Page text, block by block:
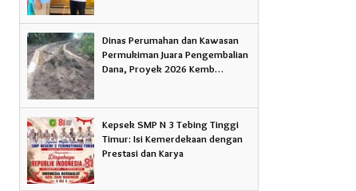
Dinas Perumahan dan Kawasan
Permukiman Juara Pengembalian
Dana, Proyek 2026 Kemb…
Kepsek SMP N 3 Tebing Tinggi
Timur: Isi Kemerdekaan dengan
Prestasi dan Karya